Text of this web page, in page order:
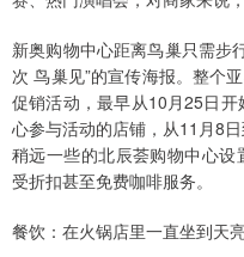
新奥购物中心距离鸟巢只需步
次 鸟巢见”的宣传海报。整个
促销活动，最早从10月25日
心参与活动的店铺，从11月8
稍远一些的北辰荟购物中心
受折扣甚至免费咖啡服务。
餐饮：在火锅店里一直坐到天